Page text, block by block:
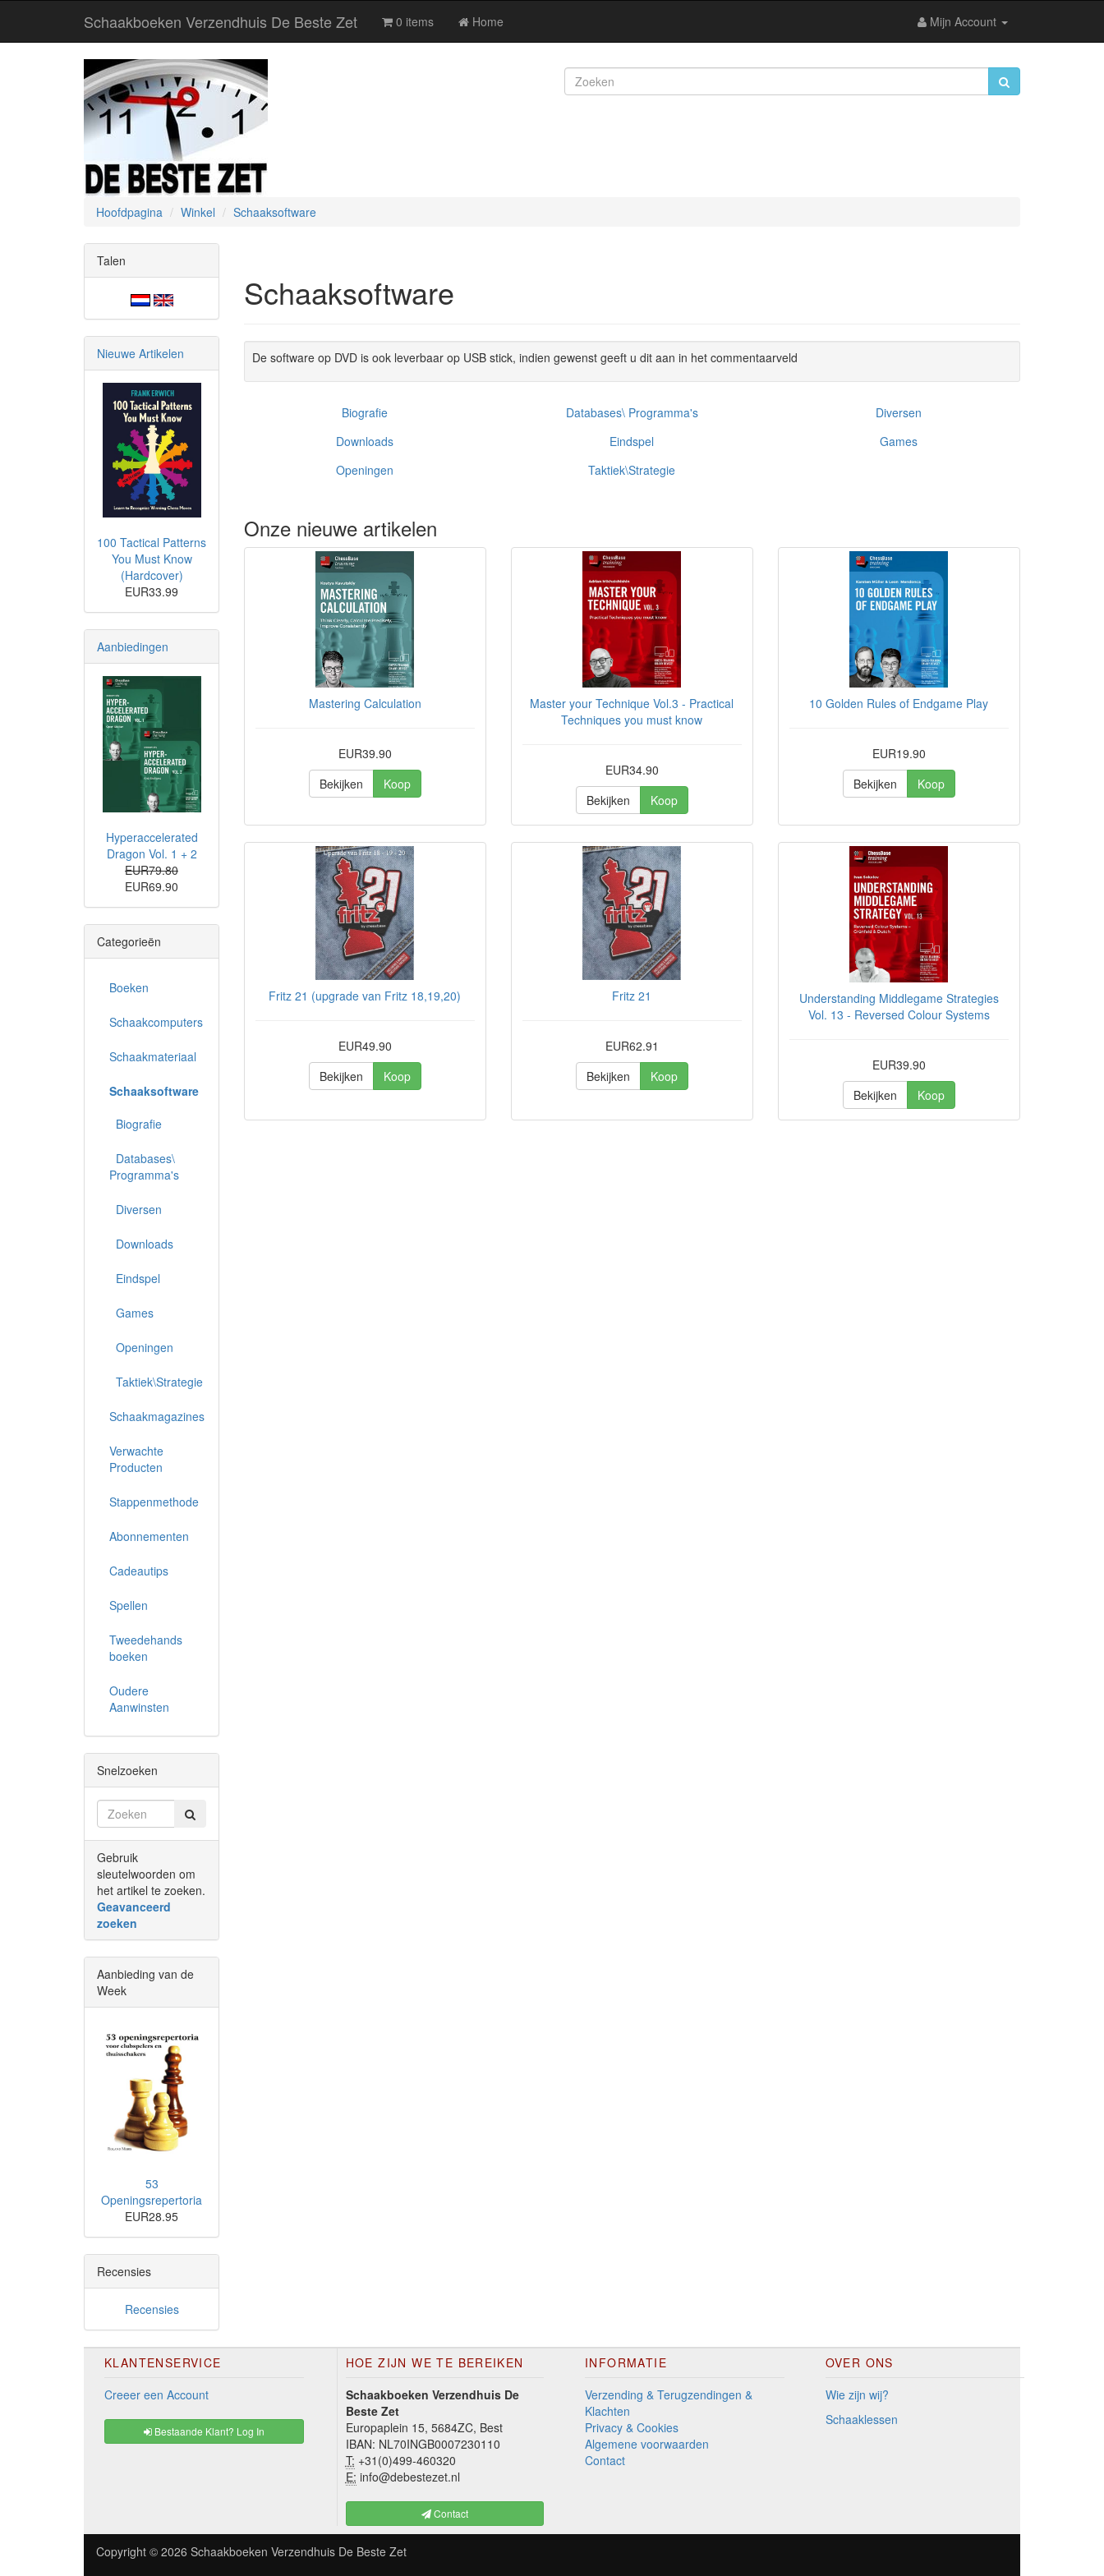
Schaakboeken Verzendhuis De Beste Zet 0 items Home Mijn Account
Hoofdpagina Winkel Schaaksoftware
Schaaksoftware
De software op DVD is ook leverbaar op USB stick, indien gewenst geeft u dit aan in het commentaarveld
Biografie Databases\ Programma's
Diversen
Downloads
Eindspel
Games
Openingen
Taktiek\Strategie
Onze nieuwe artikelen
Mastering Calculation
EUR39.90
Bekijken
Koop
Master your Technique Vol.3 - Practical
Techniques you must know
EUR34.90
Bekijken
Koop
10 Golden Rules of Endgame Play
EUR19.90
Bekijken
Koop
Fritz 21 (upgrade van Fritz 18,19,20)
EUR49.90
Bekijken
Koop
Fritz 21
EUR62.91
Bekijken
Koop
Understanding Middlegame Strategies
Vol. 13 - Reversed Colour Systems
EUR39.90
Bekijken
Koop
Talen
Nieuwe Artikelen
100 Tactical Patterns
You Must Know
(Hardcover)
EUR33.99
Aanbiedingen
Hyperaccelerated
Dragon Vol. 1 + 2
EUR79.80
EUR69.90
Categorieën
Boeken
Schaakcomputers
Schaakmateriaal
Schaaksoftware
Biografie
Databases\
Programma's
Diversen
Downloads
Eindspel
Games
Openingen
Taktiek\Strategie
Schaakmagazines
Verwachte
Producten
Stappenmethode
Abonnementen
Cadeautips
Spellen
Tweedehands
boeken
Oudere
Aanwinsten
Snelzoeken
Gebruik
sleutelwoorden om
het artikel te zoeken.
Geavanceerd
zoeken
Aanbieding van de
Week
53
Openingsrepertoria
EUR28.95
Recensies
Recensies
KLANTENSERVICE
Creeer een Account
Bestaande Klant? Log In
HOE ZIJN WE TE BEREIKEN
Schaakboeken Verzendhuis De
Beste Zet
Europaplein 15, 5684ZC, Best
IBAN: NL70INGB0007230110
T: +31(0)499-460320
E: info@debestezet.nl
Contact
INFORMATIE
Verzending & Terugzendingen &
Klachten
Privacy & Cookies
Algemene voorwaarden
Contact
OVER ONS
Wie zijn wij?
Schaaklessen
Copyright © 2026 Schaakboeken Verzendhuis De Beste Zet